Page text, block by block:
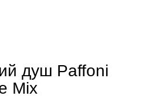
душ Paffoni
Mix